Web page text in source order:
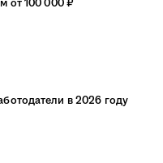
от 100 000 ₽
в 2026 году